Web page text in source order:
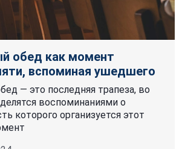
обед как момент
вспоминая ушедшего
— это последняя трапеза, во
воспоминаниями о
которого организуется этот